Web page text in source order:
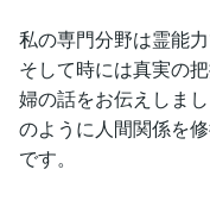
私の専門分野は霊能
そして時には真実の
婦の話をお伝えしま
のように人間関係を
です。